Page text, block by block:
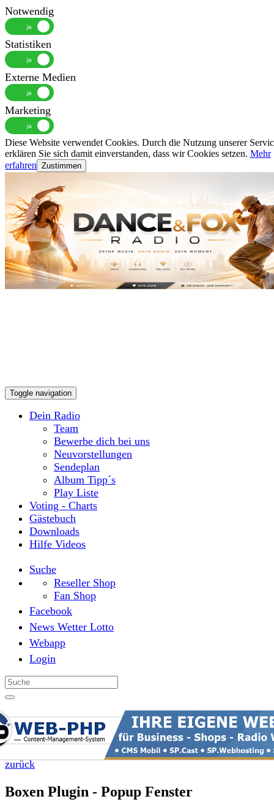
Notwendig
Statistiken
Externe Medien
Marketing
Diese Website verwendet Cookies. Durch die Nutzung unserer
erklären Sie sich damit einverstanden, dass wir Cookies setzen. Mehr
erfahren Zustimmen
Toggle navigation
Dein Radio
Team
Bewerbe dich bei uns
Neuvorstellungen
Sendeplan
Album Tipp´s
Play Liste
Voting - Charts
Gästebuch
Downloads
Hilfe Videos
Suche
Reseller Shop
Fan Shop
Facebook
News Wetter Lotto
Webapp
Login
zurück
Boxen Plugin - Popup Fenster